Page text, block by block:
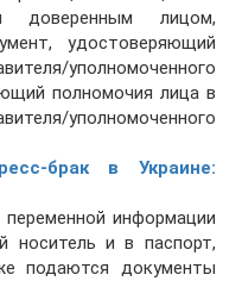
доверенным лицом,
удостоверяющий
уполномоченного
полномочия лица в
уполномоченного
брак в Украине:
информации
носитель и в паспорт,
подаются документы